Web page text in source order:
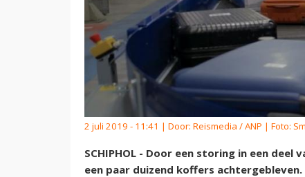
2 juli 2019 - 11:41 | Door: Reismedia / ANP | Foto:
SCHIPHOL - Door een storing in een
een paar duizend koffers achtergebleven.